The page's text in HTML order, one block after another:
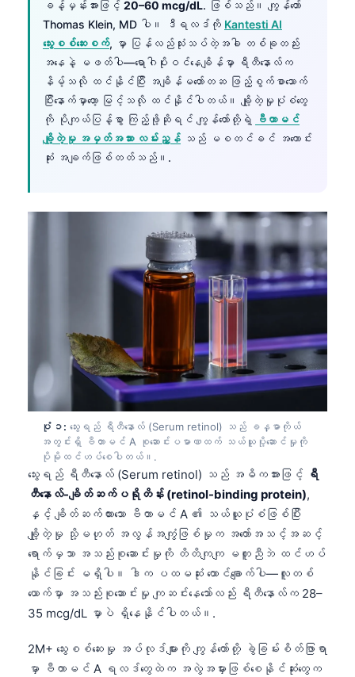
ခန့်မှန်းအားဖြင့် 20–60 mcg/dL. ဖြစ်သည်။ ကျွန်တော်
Thomas Klein, MD ပါ။ ဒီရလဒ်ကို Kantesti AI
သွေးစစ်ဆေးစက်, မှာ ပြန်လည်သုံးသပ်တဲ့အခါ တစ်ခုတည်း
အနေနဲ့ မဖတ်ပါ—ရောဂါပိုးဝင်နေချိန်မှာ ရီတီနောလ်က
နိမ့်သလို ထင်နိုင်ပြီး အချိန်မတော်တဆ ဖြည့်စွက်စာသောက်
ပြီးနောက်မှာတော့ မြင့်သလို ထင်နိုင်ပါတယ်။ ချို့တဲ့မှုပုံစံတွေ
ကို ပိုကျယ်ပြန့်စွာ ကြည့်ဖို့ဆိုရင် ကျွန်တော်တို့ရဲ့
ဗီတာမင်
ချို့တဲ့မှု အမှတ်အသား လမ်းညွှန် သည် မစတင်ခင် အကောင်း
ဆုံး အချက်ဖြစ်တတ်သည်။.
ပုံ ၁: သွေးရည် ရီတီနောလ် (Serum retinol) သည် ခန္ဓာကိုယ်
အတွင်းရှိ ဗီတာမင် A စုဆောင်းပမာဏထက် သယ်ယူပို့ဆောင်မှုကို
ပိုမိုထင်ဟပ်စေပါတယ်။.
သွေးရည် ရီတီနောလ် (Serum retinol) သည် အဓိကအားဖြင့် ရီ
တီနောလ်-ချိတ်ဆက်ပရိုတိန်း (retinol-binding protein),
နှင့် ချိတ်ဆက်ထားသော ဗီတာမင် A ၏ သယ်ယူပုံစံဖြစ်ပြီး
ချို့တဲ့မှု သို့မဟုတ် အလွန်အကျွံဖြစ်မှုက အတော်အသင့်အဆင့်
ရောက်မှသာ အသည်းစုဆောင်းမှုကို တိတိကျကျ မတူညီဘဲ ထင်ဟပ်
နိုင်ခြင်း မရှိပါ။ ဒါက ပထမဆုံး ထောင်ချောက်ပါ—လူတစ်
ယောက်မှာ အသည်းစုဆောင်းမှု ကျဆင်းနေသော်လည်း ရီတီနောလ်က 28–
35 mcg/dL မှာပဲ ရှိနေနိုင်ပါတယ်။.
2M+ သွေးစစ်ဆေးမှု အပ်လုဒ်များကို ကျွန်တော်တို့ ခွဲခြမ်းစိတ်ဖြာရာ
မှာ ဗီတာမင် A ရလဒ်တွေထဲက အလွဲအမှားဖြစ်စေနိုင်ဆုံးတွေက